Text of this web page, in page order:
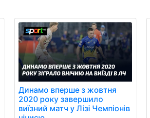
Динамо вперше з жовтня
2020 року завершило
виїзний матч у Лізі Чемпіонів